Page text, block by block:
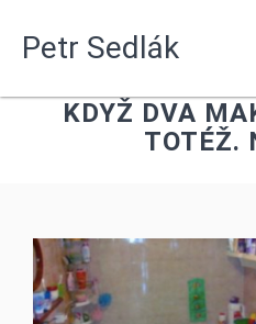
Petr Sedlák
KDYŽ DVA
TOTÉŽ.